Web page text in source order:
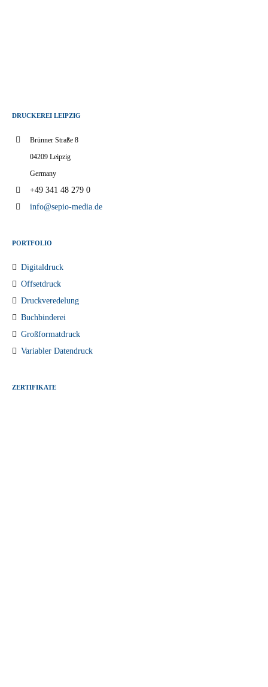
DRUCKEREI LEIPZIG
Brünner Straße 8
04209 Leipzig
Germany
+49 341 48 279 0
info@sepio-media.de
PORTFOLIO
Digitaldruck
Offsetdruck
Druckveredelung
Buchbinderei
Großformatdruck
Variabler Datendruck
ZERTIFIKATE